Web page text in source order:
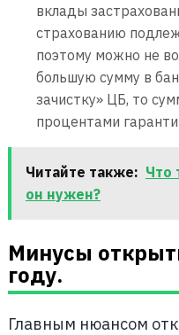
вклады
страхованию
поэтому можно не
большую сумму в
зачистку» ЦБ, то
процентами
Читайте также: Что
он нужен?
Минусы
году.
Главным нюансом